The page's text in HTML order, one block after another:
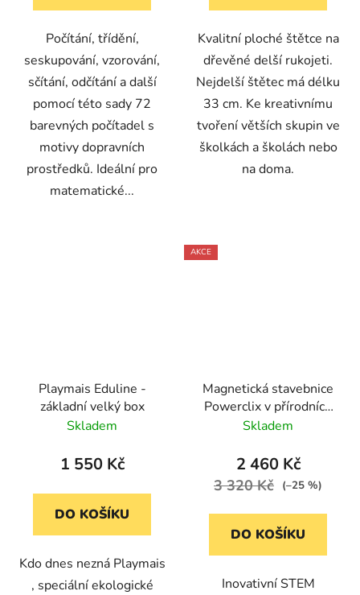
Počítání, třídění,
seskupování, vzorování,
sčítání, odčítání a další
pomocí této sady 72
barevných počítadel s
motivy dopravních
prostředků. Ideální pro
matematické...
Kvalitní ploché štětce na
dřevěné delší rukojeti.
Nejdelší štětec má délku
33 cm. Ke kreativnímu
tvoření větších skupin ve
školkách a školách nebo
na doma.
Playmais Eduline -
základní velký box
Skladem
1 550 Kč
DO KOŠÍKU
Kdo dnes nezná Playmais
, speciální ekologické
AKCE
Magnetická stavebnice
Powerclix v přírodních
barvách - 74 kusů
Skladem
2 460 Kč
3 320 Kč (–25 %)
DO KOŠÍKU
Inovativní STEM